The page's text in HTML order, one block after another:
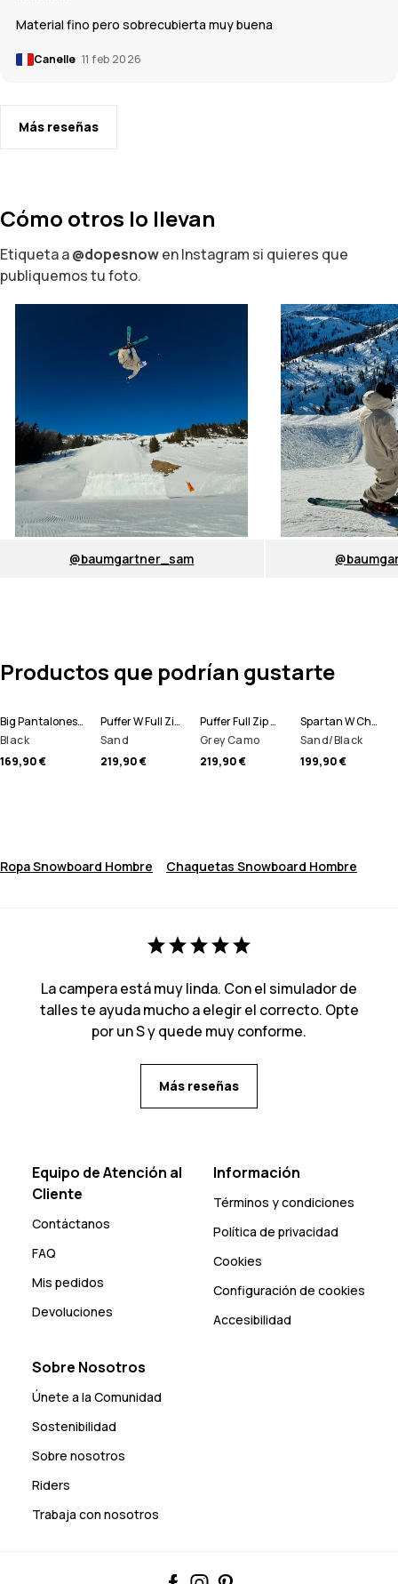
Material fino pero sobrecubierta muy buena
Canelle 11 feb 2026
Más reseñas
Cómo otros lo llevan
Etiqueta a@dopesnowen Instagram si quieres que
publiquemos tu foto.
@baumgartner_sam
Productos que podrían gustarte
Big Pantalones Snowboard Hombre
Black
169,90 €
Puffer W Full Zip Chaqueta Esquí Mujer
Sand
219,90 €
Puffer Full Zip Chaqueta Esquí Hombre
Grey Camo
219,90 €
Spartan W Chaqueta Snowboard Mujer
Sand/Black
199,90 €
Ropa Snowboard Hombre Chaquetas Snowboard Hombre
La campera está muy linda. Con el simulador de
talles te ayuda mucho a elegir el correcto. Opte
por un S y quede muy conforme.
Más reseñas
Equipo de Atención al
Cliente
Contáctanos
FAQ
Mis pedidos
Devoluciones
Información
Términos y condiciones
Política de privacidad
Cookies
Configuración de cookies
Accesibilidad
Sobre Nosotros
Únete a la Comunidad
Sostenibilidad
Sobre nosotros
Riders
Trabaja con nosotros